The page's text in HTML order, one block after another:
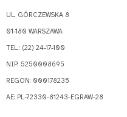
UL. GÓRCZEWSKA 8
01-180 WARSZAWA
TEL.: (22) 24-17-100
NIP: 5250008695
REGON: 000178235
AE: PL-72330-81243-EGRAW-28